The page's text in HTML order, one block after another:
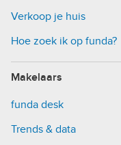
Verkoop je huis
Hoe zoek ik op funda?
Makelaars
funda desk
Trends & data